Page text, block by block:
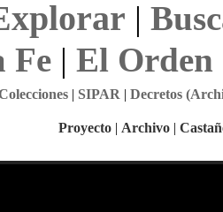
|
Fe| El Orden
| SIPAR | Decretos
Proyecto | Archivo |